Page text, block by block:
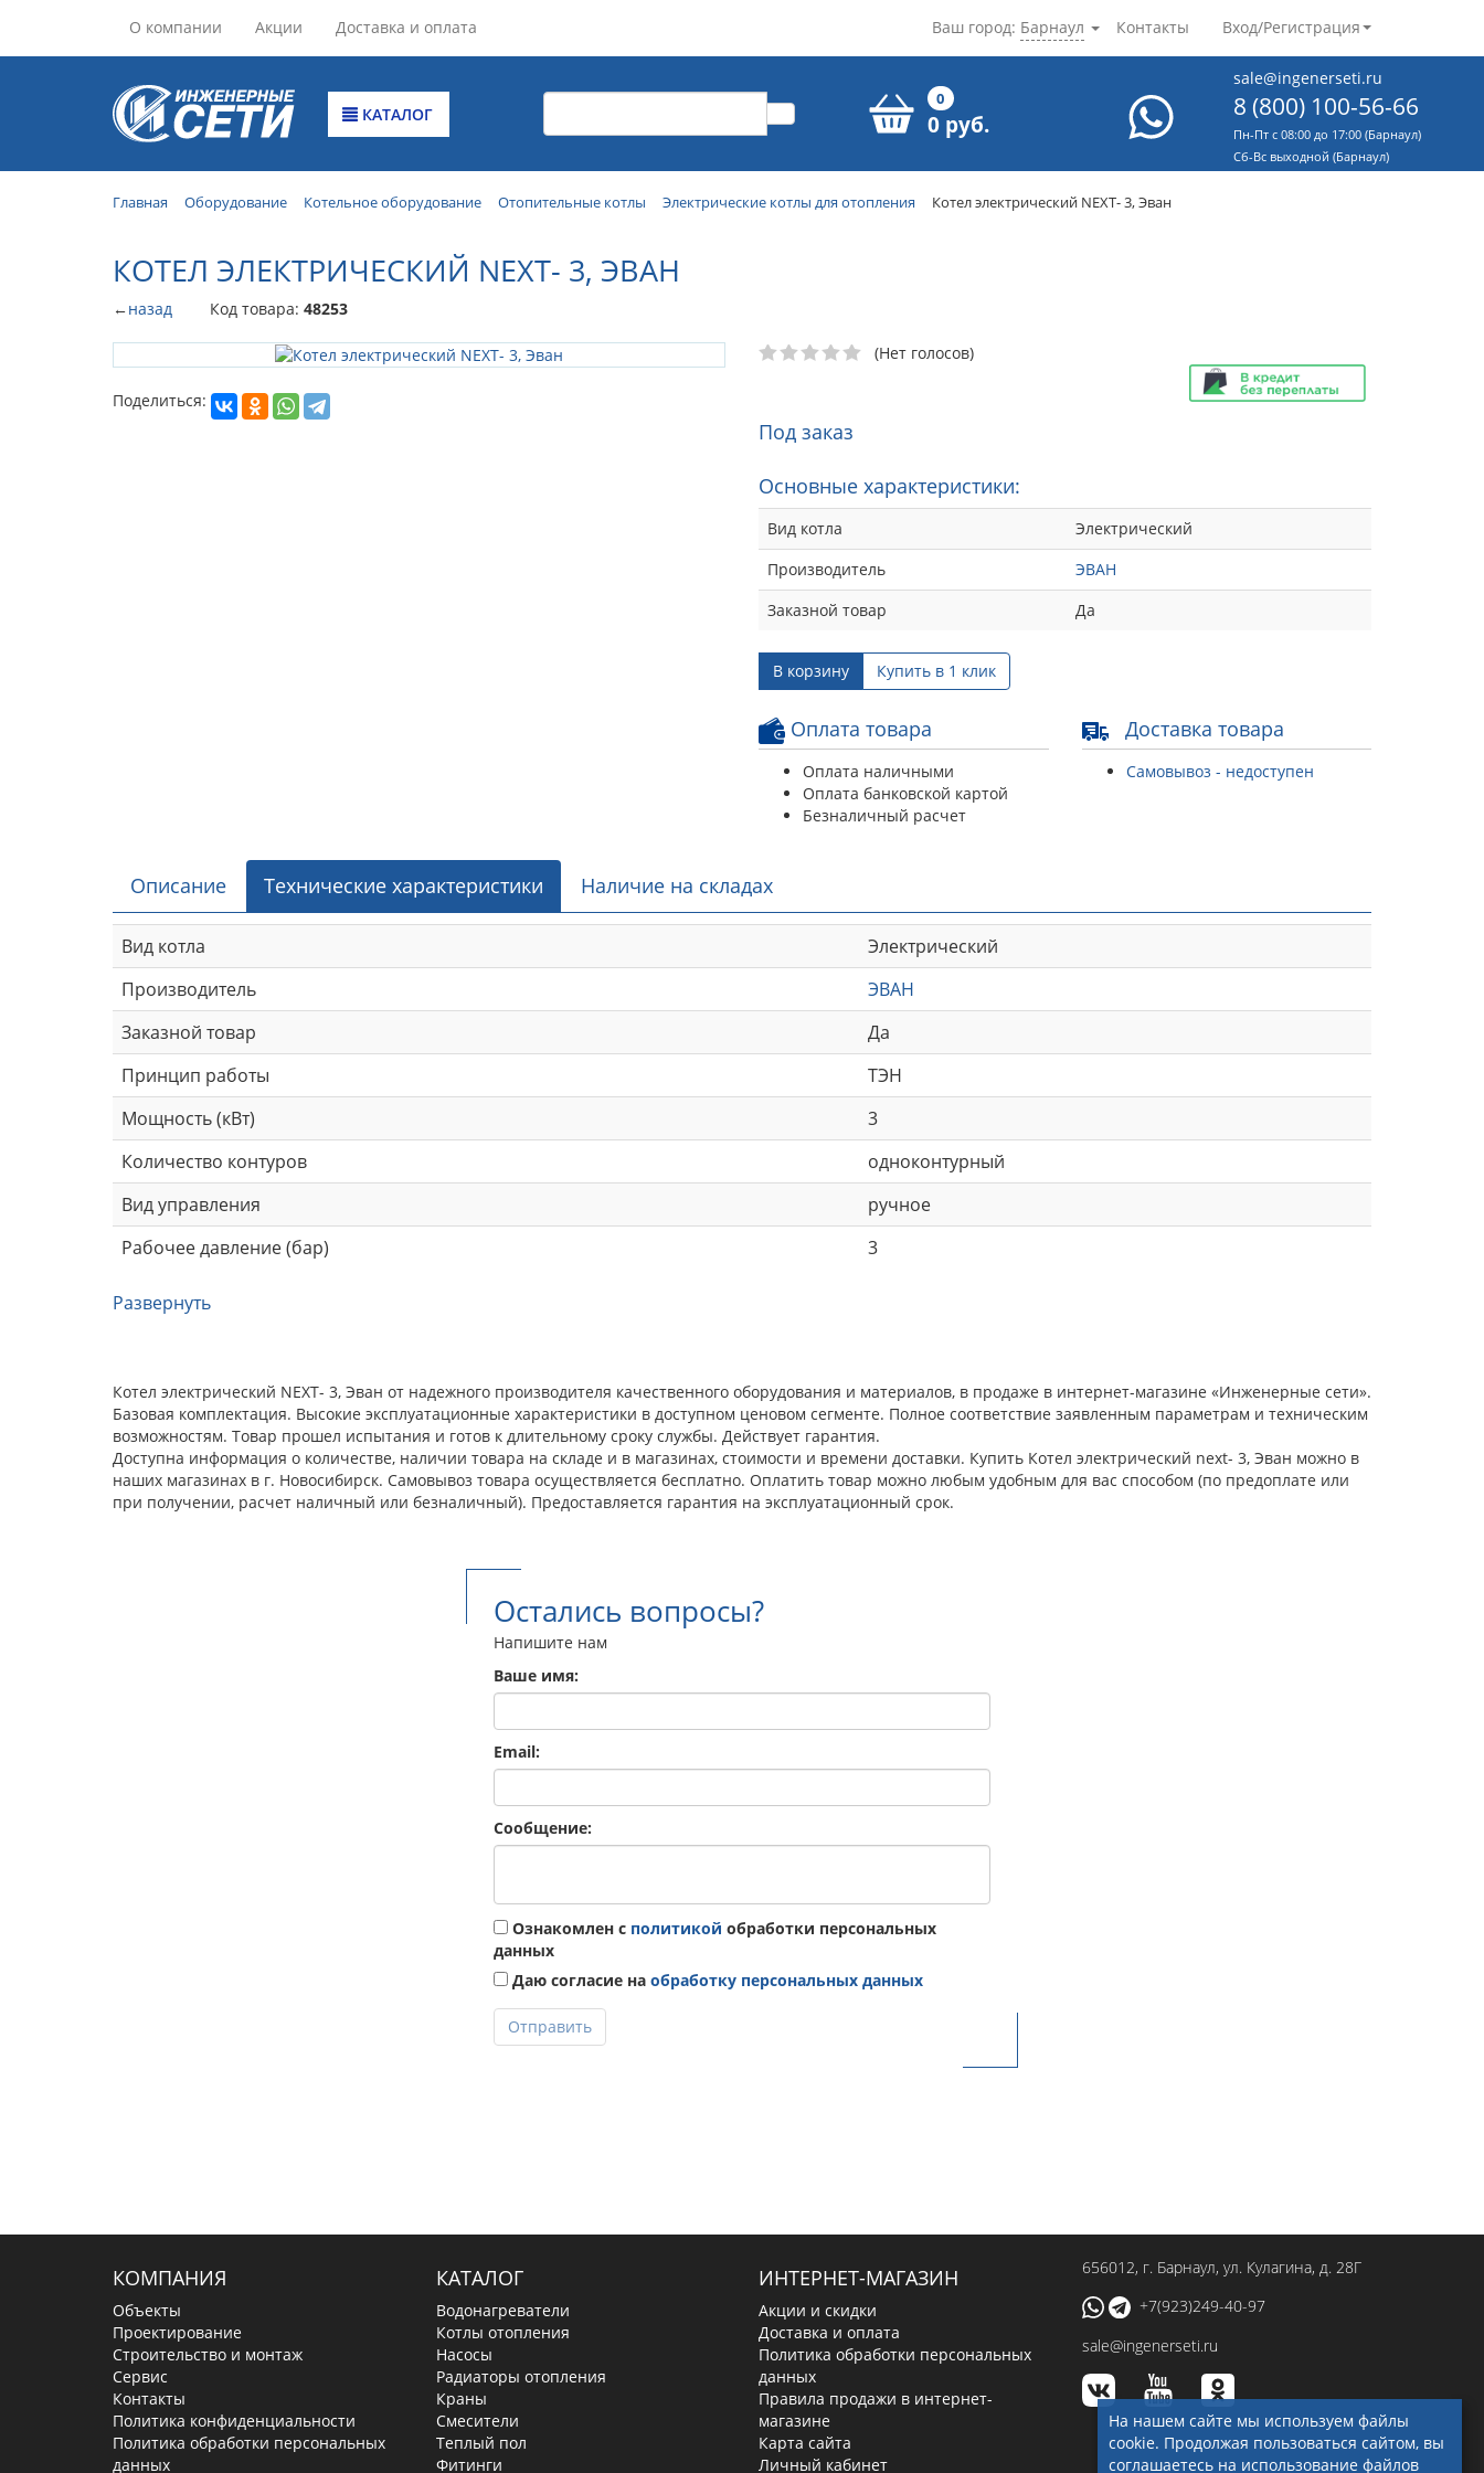
О компании Акции Доставка и оплата Контакты Вход/Регистрация
Ваш город: Барнаул
КАТАЛОГ
0
0 руб.
sale@ingenerseti.ru
8 (800) 100-56-66
Пн-Пт с 08:00 до 17:00 (Барнаул)
Cб-Вс выходной (Барнаул)
Главная Оборудование Котельное оборудование Отопительные котлы Электрические котлы для отопления Котел электрический NEXT- 3, Эван
КОТЕЛ ЭЛЕКТРИЧЕСКИЙ NEXT- 3, ЭВАН
←назад Код товара: 48253
Поделиться:
(Нет голосов)
Под заказ
Основные характеристики:
Вид котла
Электрический
Производитель
ЭВАН
Заказной товар
Да
В корзину Купить в 1 клик
Оплата товара
Оплата наличными
Оплата банковской картой
Безналичный расчет
Доставка товара
Самовывоз - недоступен
Описание Технические характеристики Наличие на складах
Вид котла
Электрический
Производитель
ЭВАН
Заказной товар
Да
Принцип работы
ТЭН
Мощность (кВт)
3
Количество контуров
одноконтурный
Вид управления
ручное
Рабочее давление (бар)
3
Развернуть
Котел электрический NEXT- 3, Эван от надежного производителя качественного оборудования и материалов, в продаже в интернет-магазине «Инженерные сети».
Базовая комплектация. Высокие эксплуатационные характеристики в доступном ценовом сегменте. Полное соответствие заявленным параметрам и техническим
возможностям. Товар прошел испытания и готов к длительному сроку службы. Действует гарантия.
Доступна информация о количестве, наличии товара на складе и в магазинах, стоимости и времени доставки. Купить Котел электрический next- 3, Эван можно в
наших магазинах в г. Новосибирск. Самовывоз товара осуществляется бесплатно. Оплатить товар можно любым удобным для вас способом (по предоплате или
при получении, расчет наличный или безналичный). Предоставляется гарантия на эксплуатационный срок.
Остались вопросы?
Напишите нам
Ваше имя:
Email:
Сообщение:
Ознакомлен с политикой обработки персональных
данных
Даю согласие на обработку персональных данных
Отправить
КОМПАНИЯ
Объекты
Проектирование
Строительство и монтаж
Сервис
Контакты
Политика конфиденциальности
Политика обработки персональных
данных
КАТАЛОГ
Водонагреватели
Котлы отопления
Насосы
Радиаторы отопления
Краны
Смесители
Теплый пол
Фитинги
ИНТЕРНЕТ-МАГАЗИН
Акции и скидки
Доставка и оплата
Политика обработки персональных
данных
Правила продажи в интернет-
магазине
Карта сайта
Личный кабинет
656012, г. Барнаул, ул. Кулагина, д. 28Г
+7(923)249-40-97
sale@ingenerseti.ru
На нашем сайте мы используем файлы
cookie. Продолжая пользоваться сайтом, вы
соглашаетесь на использование файлов